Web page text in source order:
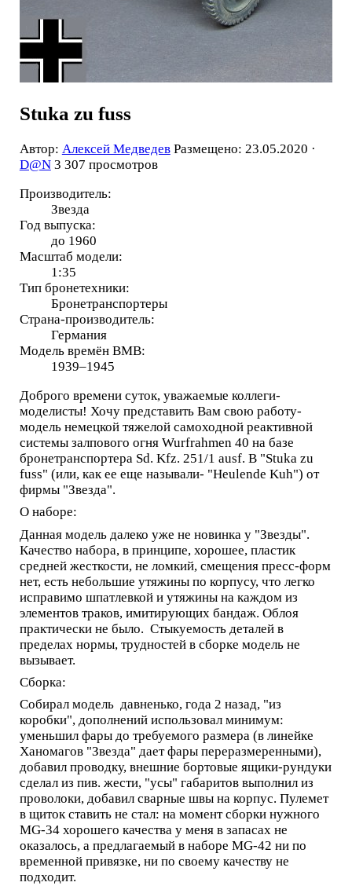
Stuka zu fuss
Автор: Алексей Медведев Размещено: 23.05.2020 ·
D@N 3 307 просмотров
Производитель:
Звезда
Год выпуска:
до 1960
Масштаб модели:
1:35
Тип бронетехники:
Бронетранспортеры
Страна-производитель:
Германия
Модель времён ВМВ:
1939–1945
Доброго времени суток, уважаемые коллеги-
моделисты! Хочу представить Вам свою работу-
модель немецкой тяжелой самоходной реактивной
системы залпового огня Wurfrahmen 40 на базе
бронетранспортера Sd. Kfz. 251/1 ausf. B "Stuka zu
fuss" (или, как ее еще называли- "Heulende Kuh") от
фирмы "Звезда".
О наборе:
Данная модель далеко уже не новинка у "Звезды".
Качество набора, в принципе, хорошее, пластик
средней жесткости, не ломкий, смещения пресс-форм
нет, есть небольшие утяжины по корпусу, что легко
исправимо шпатлевкой и утяжины на каждом из
элементов траков, имитирующих бандаж. Облоя
практически не было. Стыкуемость деталей в
пределах нормы, трудностей в сборке модель не
вызывает.
Сборка:
Собирал модель давненько, года 2 назад, "из
коробки", дополнений использовал минимум:
уменьшил фары до требуемого размера (в линейке
Ханомагов "Звезда" дает фары переразмеренными),
добавил проводку, внешние бортовые ящики-рундуки
сделал из пив. жести, "усы" габаритов выполнил из
проволоки, добавил сварные швы на корпус. Пулемет
в щиток ставить не стал: на момент сборки нужного
MG-34 хорошего качества у меня в запасах не
оказалось, а предлагаемый в наборе MG-42 ни по
временной привязке, ни по своему качеству не
подходит.